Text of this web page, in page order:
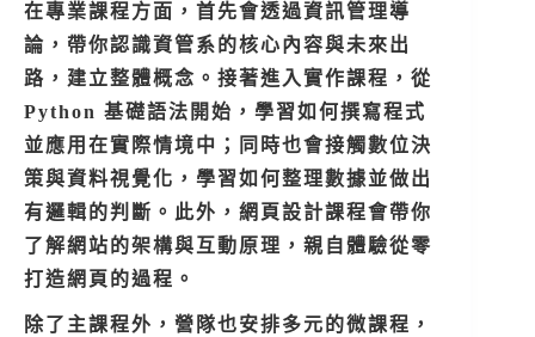
在專業課程方面，首先會透過資訊管理導
論，帶你認識資管系的核心內容與未來出
路，建立整體概念。接著進入實作課程，從
Python 基礎語法開始，學習如何撰寫程式
並應用在實際情境中；同時也會接觸數位決
策與資料視覺化，學習如何整理數據並做出
有邏輯的判斷。此外，網頁設計課程會帶你
了解網站的架構與互動原理，親自體驗從零
打造網頁的過程。
除了主課程外，營隊也安排多元的微課程，